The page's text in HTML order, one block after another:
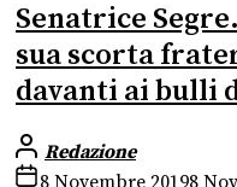
Senatrice
sua scorta
davanti ai bulli
Redazione